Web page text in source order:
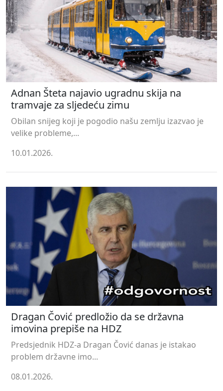
Adnan Šteta najavio ugradnu skija na
tramvaje za sljedeću zimu
Obilan snijeg koji je pogodio našu zemlju izazvao je
velike probleme,...
10.01.2026.
Dragan Čović predložio da se državna
imovina prepiše na HDZ
Predsjednik HDZ-a Dragan Čović danas je istakao
problem državne imo...
08.01.2026.